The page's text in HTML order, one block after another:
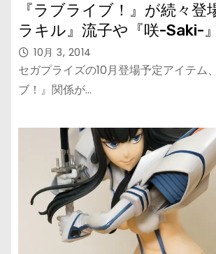
『ラブライブ！』が続々登
ラキル』流子や『咲-Saki-
10月 3, 2014
セガプライズの10月登場予定アイテム
ブ！』関係が…